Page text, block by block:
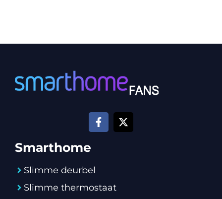
Smarthome
Slimme deurbel
Slimme thermostaat